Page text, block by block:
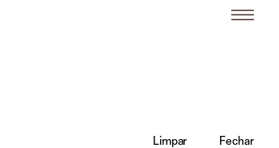
Limpar Fechar